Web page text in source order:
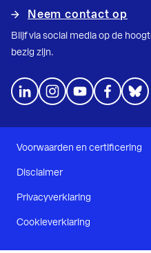
Neem contact op
Blijf via social media op de
bezig zijn.
Voorwaarden en certificering
Disclaimer
Privacyverklaring
Cookieverklaring